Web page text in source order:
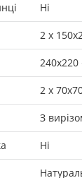
Ні
2 х
240х220
2 х
З
Ні